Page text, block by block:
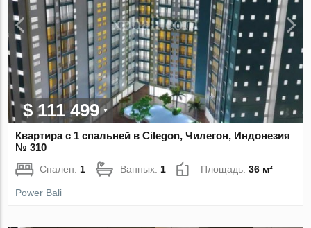
$ 111 499
Квартира с 1 спальней в Cilegon, Чилегон, Индонезия
№ 310
Спален:1 Ванных:1 Площадь:36 м²
Power Bali